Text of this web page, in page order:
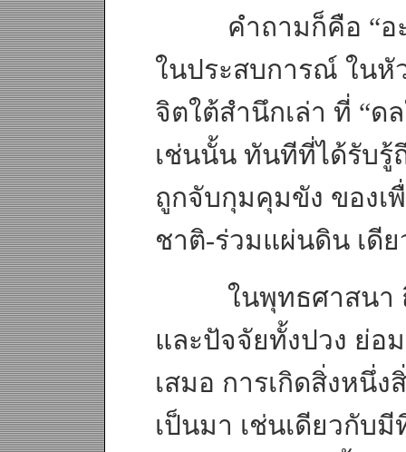
คำถามก็คือ “อะไ
ในประสบการณ์ ในหั
จิตใต้สำนึกเล่า ที่ “ด
เช่นนั้น ทันทีที่ได้รับรู้
ถูกจับกุมคุมขัง ของเ
ชาติ-ร่วมแผ่นดิน เดี
ในพุทธศาสนา ถือ
และปัจจัยทั้งปวง ย่อ
เสมอ การเกิดสิ่งหนึ่
เป็นมา เช่นเดียวกับ